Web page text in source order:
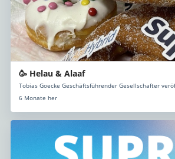
🥳 Helau & Alaaf
Tobias Goecke Geschäftsführender Gesellschafter
6 Monate her